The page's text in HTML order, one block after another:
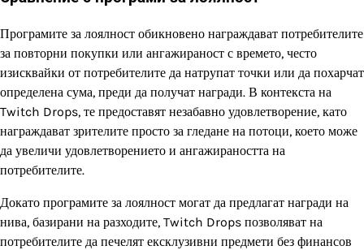
Програмите за лоялност обикновено награждават потребителите
за повторни покупки или ангажираност с времето, често
изисквайки от потребителите да натрупат точки или да похарчат
определена сума, преди да получат награди. В контекста на
Twitch Drops, те предоставят незабавно удовлетворение, като
награждават зрителите просто за гледане на потоци, което може
да увеличи удовлетворението и ангажираността на
потребителите.
Докато програмите за лоялност могат да предлагат награди на
нива, базирани на разходите, Twitch Drops позволяват на
потребителите да печелят ексклузивни предмети без финансов